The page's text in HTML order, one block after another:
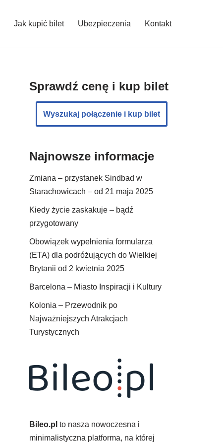
Jak kupić bilet Ubezpieczenia Kontakt
Sprawdź cenę i kup bilet
Wyszukaj połączenie i kup bilet
Najnowsze informacje
Zmiana – przystanek Sindbad w
Starachowicach – od 21 maja 2025
Kiedy życie zaskakuje – bądź
przygotowany
Obowiązek wypełnienia formularza
(ETA) dla podróżujących do Wielkiej
Brytanii od 2 kwietnia 2025
Barcelona – Miasto Inspiracji i Kultury
Kolonia – Przewodnik po
Najważniejszych Atrakcjach
Turystycznych
Bileo.pl to nasza nowoczesna i
minimalistyczna platforma, na której